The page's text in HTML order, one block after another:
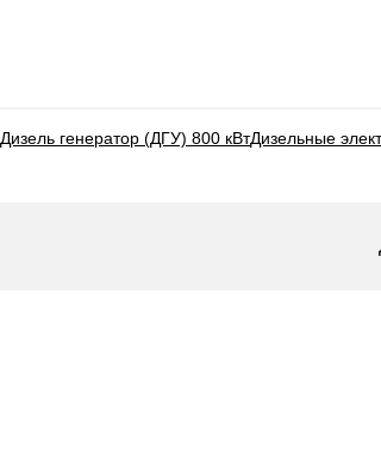
Дизель генератор (ДГУ) 800 кВтДизельные